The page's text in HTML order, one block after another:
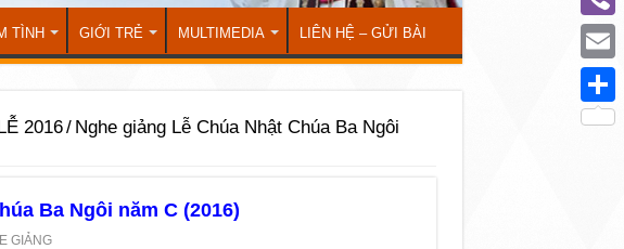
TÌNH GIỚI TRẺ MULTIMEDIA LIÊN HỆ – GỬI BÀI
2016/ Nghe giảng Lễ Chúa Nhật Chúa Ba Ngôi
Ba Ngôi năm C (2016)
GIẢNG
Viber